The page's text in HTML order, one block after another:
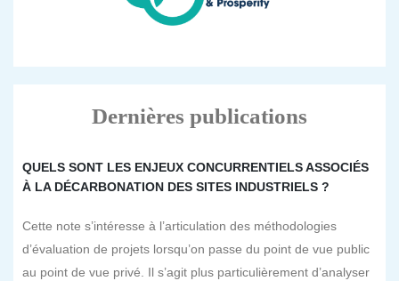
Dernières publications
QUELS SONT LES ENJEUX CONCURRENTIELS ASSOCIÉS
À LA DÉCARBONATION DES SITES INDUSTRIELS ?
Cette note s’intéresse à l’articulation des méthodologies
d’évaluation de projets lorsqu’on passe du point de vue public
au point de vue privé. Il s’agit plus particulièrement d’analyser